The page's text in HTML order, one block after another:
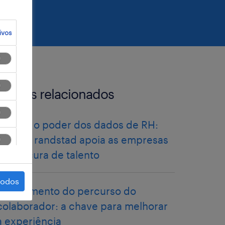
relacionados
o poder dos dados de RH:
a randstad apoia as empresas
na procura de talento
do percurso do
a chave para melhorar
experiência